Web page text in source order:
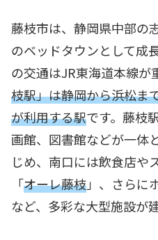
藤枝市は、静岡県中部の
のベッドタウンとして成
の交通はJR東海道本線が
枝駅」は静岡から浜松ま
が利用する駅です。藤枝
画館、図書館などが一体
じめ、南口には飲食店や
「オーレ藤枝」、さらに
など、多彩な大型施設が